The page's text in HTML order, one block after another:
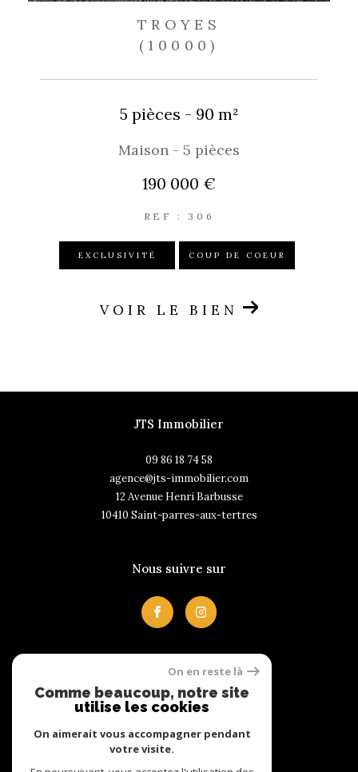
TROYES
(10000)
5 pièces - 90 m²
Maison - 5 pièces
190 000 €
REF : 306
EXCLUSIVITÉ COUP DE COEUR
VOIR LE BIEN
JTS Immobilier
09 86 18 74 58
agence@jts-immobilier.com
12 Avenue Henri Barbusse
10410
saint-parres-aux-tertres
Nous suivre sur
Avis clients
On en reste là
Comme beaucoup, notre site
utilise les cookies
On aimerait vous accompagner pendant
votre visite.